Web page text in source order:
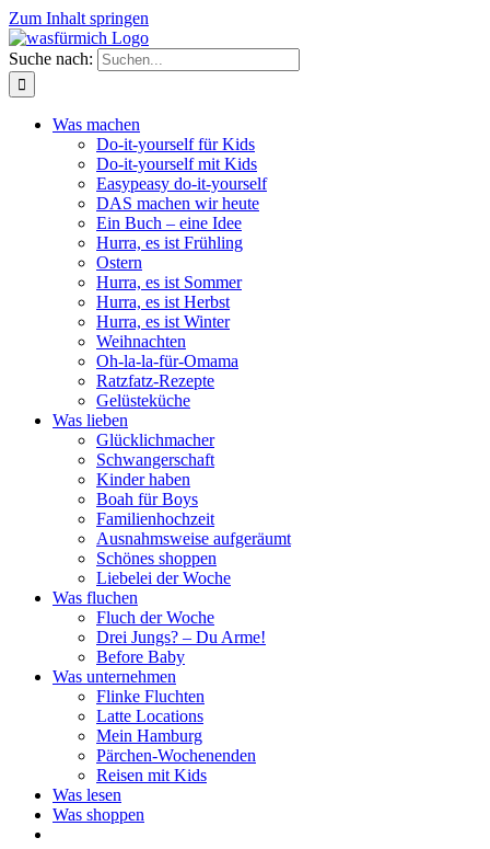
Zum Inhalt springen
Suche nach:
Was machen
Do-it-yourself für Kids
Do-it-yourself mit Kids
Easypeasy do-it-yourself
DAS machen wir heute
Ein Buch – eine Idee
Hurra, es ist Frühling
Ostern
Hurra, es ist Sommer
Hurra, es ist Herbst
Hurra, es ist Winter
Weihnachten
Oh-la-la-für-Omama
Ratzfatz-Rezepte
Gelüsteküche
Was lieben
Glücklichmacher
Schwangerschaft
Kinder haben
Boah für Boys
Familienhochzeit
Ausnahmsweise aufgeräumt
Schönes shoppen
Liebelei der Woche
Was fluchen
Fluch der Woche
Drei Jungs? – Du Arme!
Before Baby
Was unternehmen
Flinke Fluchten
Latte Locations
Mein Hamburg
Pärchen-Wochenenden
Reisen mit Kids
Was lesen
Was shoppen